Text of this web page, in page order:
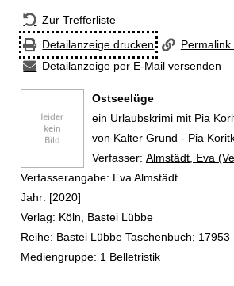
Zur Trefferliste
Detailanzeige drucken
Detailanzeige per E-Mail versenden
Ostseelüge
ein Urlaubskrimi mit Pia
von Kalter Grund - Pia
Verfasser: Suche nach
Almstädt, Eva
Verfasserangabe: Eva Almstädt
Jahr: [2020]
Verlag: Köln, Bastei Lübbe
Reihe: Bastei Lübbe Taschenbuch; 17953
Mediengruppe: 1 Belletristik